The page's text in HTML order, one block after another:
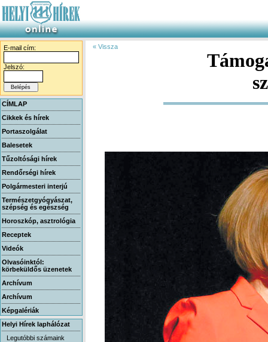
E-mail cím:
Jelszó:
CÍMLAP
Cikkek és hírek
Portaszolgálat
Balesetek
Tűzoltósági hírek
Rendőrségi hírek
Polgármesteri interjú
Természetgyógyászat,
szépség és egészség
Horoszkóp, asztrológia
Receptek
Videók
Olvasóinktól:
körbeküldős üzenetek
Archívum
Archívum
Képgalériák
Helyi Hírek laphálózat
Legutóbbi számaink
« Vissza